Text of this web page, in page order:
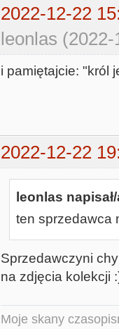
2022-12-22
leonlas
i pamiętajcie: "król
2022-12-22
leonlas
ten sprzedawca
Sprzedawczyni
na zdjęcia kolekcji
Moje skany